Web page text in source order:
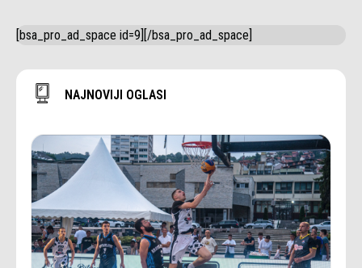
[bsa_pro_ad_space id=9][/bsa_pro_ad_space]
NAJNOVIJI OGLASI